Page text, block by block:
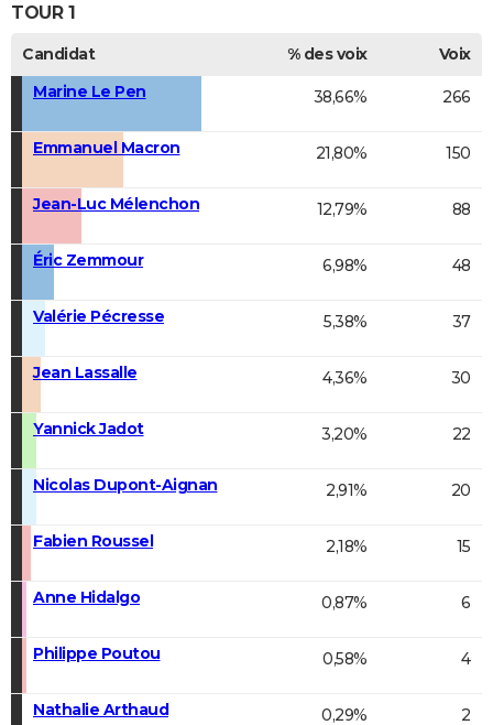
TOUR 1
Candidat % des voix
Voix
Marine Le Pen
38,66% 266
Emmanuel Macron 21,80% 150
Jean-Luc Mélenchon 12,79% 88
Éric Zemmour 6,98% 48
Valérie Pécresse 5,38% 37
Jean Lassalle 4,36% 30
Yannick Jadot 3,20% 22
Nicolas Dupont-Aignan 2,91% 20
Fabien Roussel 2,18% 15
Anne Hidalgo 0,87% 6
Philippe Poutou 0,58% 4
Nathalie Arthaud 0,29% 2